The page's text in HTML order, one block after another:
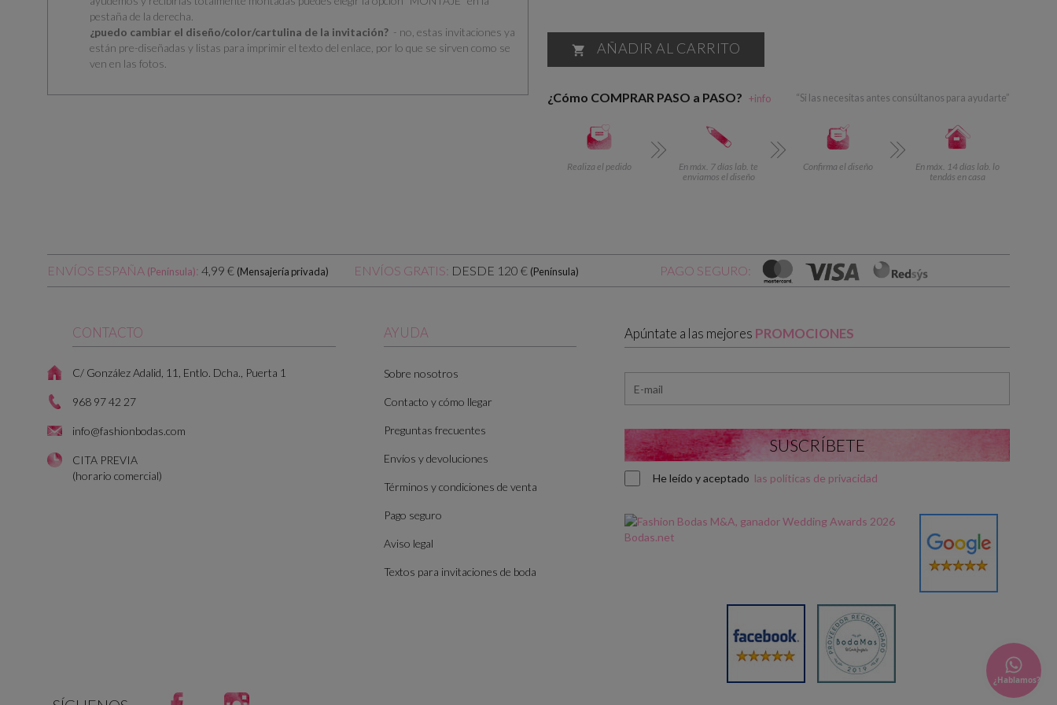
pestaña de la derecha.
¿puedo cambiar el diseño/color/cartulina de la invitación? - no, estas invitaciones ya
están pre-diseñadas y listas para imprimir el texto del enlace, por lo que se sirven como se
ven en las fotos.
 AÑADIR AL CARRITO
¿Cómo COMPRAR PASO a PASO? +info “Si las necesitas antes consúltanos para ayudarte”
Realiza el pedido
En máx. 7 días lab. te
enviamos el diseño
Confirma el diseño
En máx. 14 días lab. lo
tendás en casa
ENVÍOS ESPAÑA (Península): 4,99 € (Mensajería privada) ENVÍOS GRATIS: DESDE 120 € (Península) PAGO SEGURO:
CONTACTO
C/ González Adalid, 11, Entlo. Dcha., Puerta 1
968 97 42 27
info@fashionbodas.com
CITA PREVIA
(horario comercial)
AYUDA
Sobre nosotros
Contacto y cómo llegar
Preguntas frecuentes
Envíos y devoluciones
Términos y condiciones de venta
Pago seguro
Aviso legal
Textos para invitaciones de boda
Apúntate a las mejores PROMOCIONES
He leído y aceptado las políticas de privacidad
Facebook Instagram
¿Hablamos?